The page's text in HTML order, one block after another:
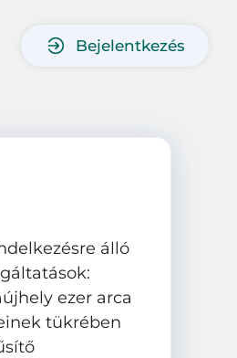
Bejelentkezés
álló
ezer arca
tükrében